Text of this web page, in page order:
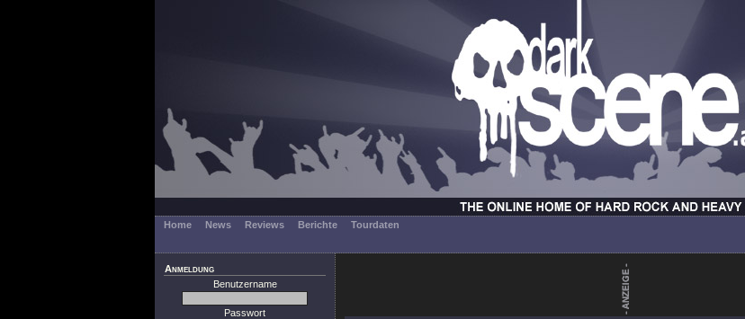
Home News Reviews Berichte
Tourdaten
Anmeldung
Benutzername
Passwort